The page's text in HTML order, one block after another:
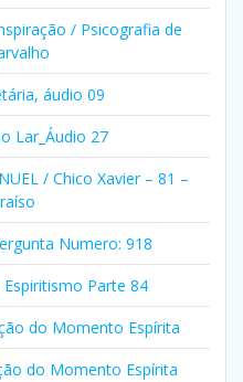
/ Psicografia de
áudio 09
Lar_Áudio 27
/ Chico Xavier – 81 –
Numero: 918
Parte 84
do Momento Espírita
do Momento Espírita